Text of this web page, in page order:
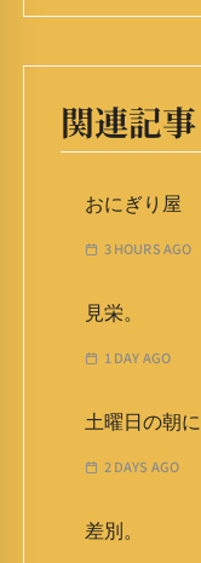
関連記事
おにぎり屋
3 HOURS AGO
見栄。
1 DAY AGO
土曜日の朝に
2 DAYS AGO
差別。